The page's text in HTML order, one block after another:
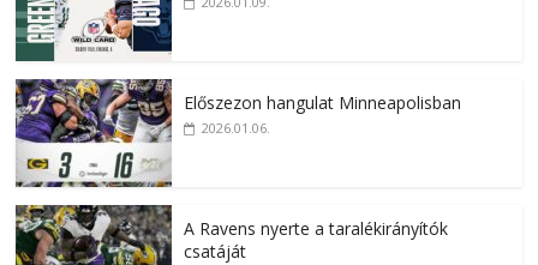
Előszezon hangulat Minneapolisban
2026.01.06.
A Ravens nyerte a taralékirányítók
csatáját